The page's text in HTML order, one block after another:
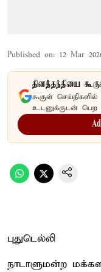
Published on: 12 Mar
தினத்தந்தியை
கூகுள்
உடனுக்குடன் பெற
புதுடெல்லி
நாடாளுமன்ற